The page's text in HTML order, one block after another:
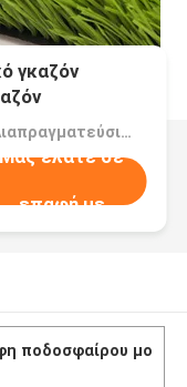
γκαζόν
Τιμή：Διαπραγματεύσιμος
Μας ελάτε σε
επαφή με
ποδοσφαίρου μο